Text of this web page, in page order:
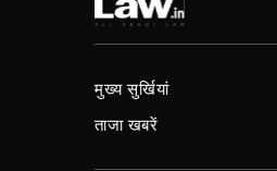
मुख्य सुर्खियां
ताजा खबरें